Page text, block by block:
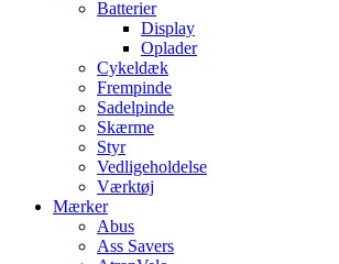
Batterier
Display
Oplader
Cykeldæk
Frempinde
Sadelpinde
Skærme
Styr
Vedligeholdelse
Værktøj
Mærker
Abus
Ass Savers